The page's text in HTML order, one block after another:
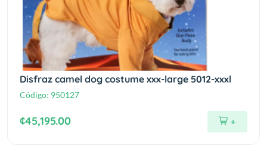
Disfraz camel dog costume xxx-large 5012-xxxl
Código: 950127
¢45,195.00 +